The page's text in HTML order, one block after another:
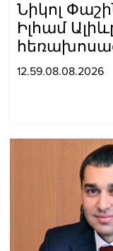
Նիկոլ
Իլհամ
ընթացքում
վերջին
ընթացքում
12.59.08.08.2026